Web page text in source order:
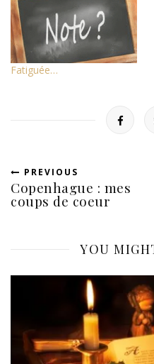
Fatiguée…
PREVIOUS
Copenhague : mes
coups de coeur
YOU